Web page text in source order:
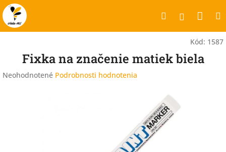
Prejsť
na
obsah
Hľadať
Kód: 1587
Fixka na značenie matiek biela
Priemerné
Neohodnotené Podrobnosti hodnotenia